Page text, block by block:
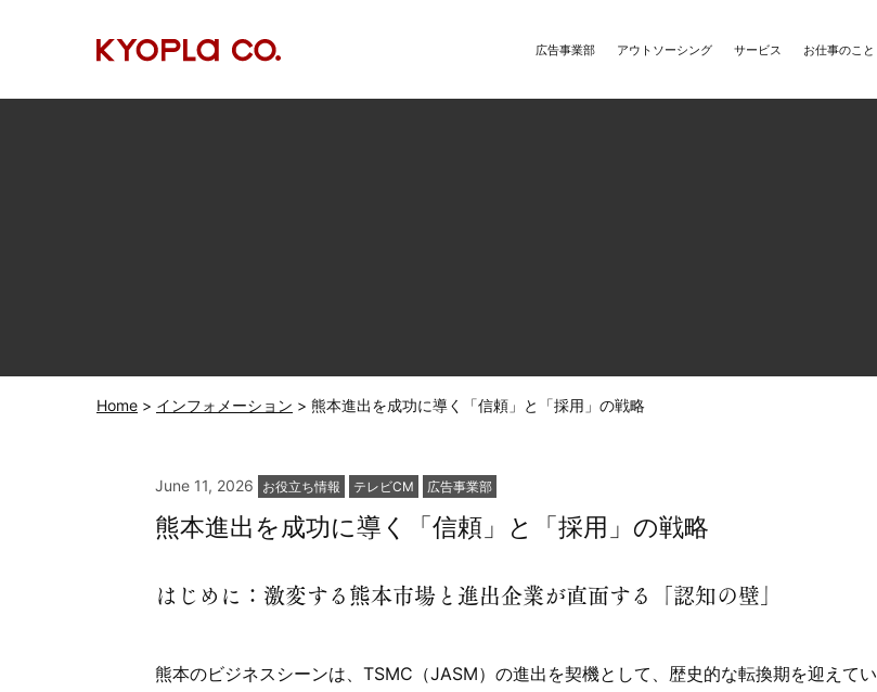
広告事業部 アウトソーシング サービス お仕事のこと
Home インフォメーション 熊本進出を成功に導く「信頼」と「採用」の戦略
June 11, 2026 カ
ゴ
お役立ち情報 テレビCM 広告事業部
熊本進出を成功に導く「信頼」と「採用」の戦略
はじめに：激変する熊本市場と進出企業が直面する「認知の壁」
熊本のビジネスシーンは、TSMC（JASM）の進出を契機として、歴史的な転換期を迎えてい